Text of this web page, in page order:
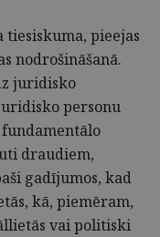
pieejas
nodrošināšanā.
juridisko
personu
fundamentālo
draudiem,
gadījumos, kad
kā, piemēram,
vai politiski